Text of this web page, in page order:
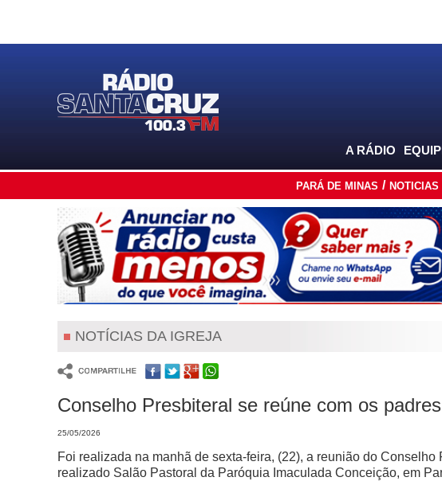
A RÁDIO
PARÁ DE MINAS
NOTÍCIAS DA IGREJA
Conselho Presbiteral se reúne com os
25/05/2026
Foi realizada na manhã de sexta-feira, (22), a reunião do
realizado Salão Pastoral da Paróquia Imaculada Conceição, em